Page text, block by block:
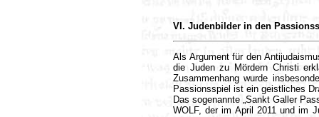
VI. Judenbilder in den
Als Argument für den
die Juden zu Mördern Christi
Zusammenhang wurde
Passionsspiel ist ein geistliches
Das sogenannte „Sankt Galler
WOLF, der im April 2011 und im